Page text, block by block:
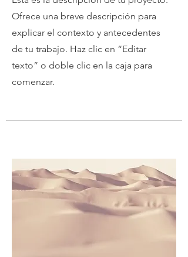
Ofrece una breve descripción para
explicar el contexto y antecedentes
de tu trabajo. Haz clic en “Editar
texto” o doble clic en la caja para
comenzar.